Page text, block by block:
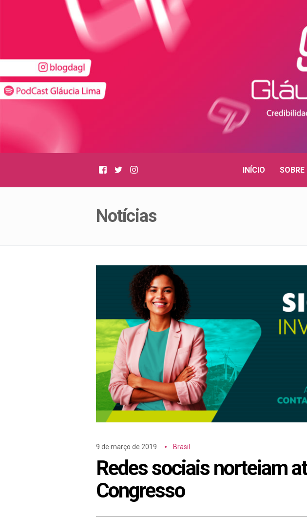
Facebook
Twitter INÍCIO SOBRE
Notícias
9 de março de 2019 Brasil
Redes sociais norteiam
Congresso